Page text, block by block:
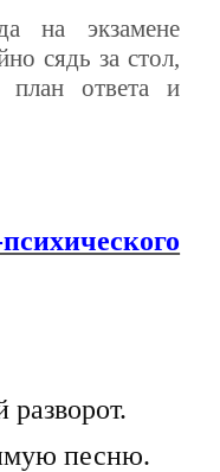
на экзамене
сядь за стол,
план ответа и
разворот.
песню.